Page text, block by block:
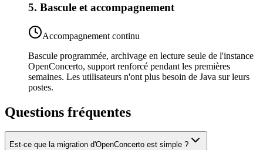
5. Bascule et accompagnement
Accompagnement continu
Bascule programmée, archivage en lecture seule de l'instance
OpenConcerto, support renforcé pendant les premières
semaines. Les utilisateurs n'ont plus besoin de Java sur leurs
postes.
Questions fréquentes
Est-ce que la migration d'OpenConcerto est simple ?